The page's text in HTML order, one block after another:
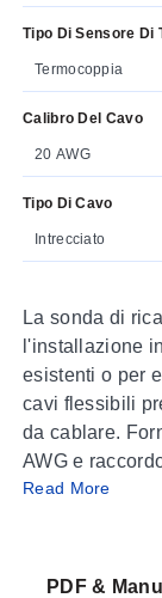
Tipo Di Sensore Di
Termocoppia
Calibro Del Cavo
20 AWG
Tipo Di Cavo
Intrecciato
La sonda di
l'installazione
esistenti o per
cavi flessibili
da cablare.
AWG e
lunghezza
di Codici
Read More
PDF &